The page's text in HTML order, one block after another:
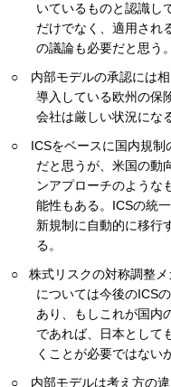
いているものと認識し
だけでなく、適用され
の議論も必要だと思う。
内部モデルの承認には相
導入している欧州の保
会社は厳しい状況にな
ICSをベースに国内規制の
だと思うが、米国の動
ンアプローチのような
能性もある。ICSの統
新規制に自動的に移行
る。
株式リスクの対称調整メ
については今後のICS
あり、もしこれが国内
であれば、日本として
くことが必要ではない
内部モデルは考え方の違